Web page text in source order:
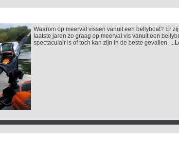
Waarom op meerval vissen vanuit een bellyboat? Er
laatste jaren zo graag op meerval vis vanuit een
spectaculair is of toch kan zijn in de beste gevallen. ...